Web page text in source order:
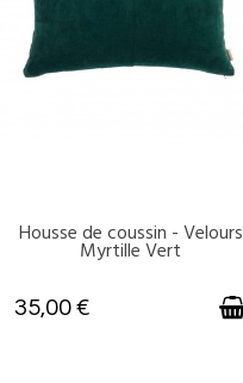
DISPONIBLE
Housse de coussin - Velours
Myrtille Vert
35,00 €